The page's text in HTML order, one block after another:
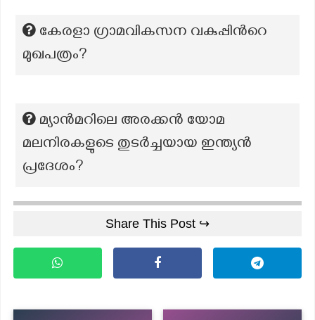
കേരളാ ഗ്രാമവികസന വകുപ്പിന്‍റെ
മുഖപത്രം?
മ്യാൻമറിലെ അരക്കൻ യോമ
മലനിരകളുടെ തുടർച്ചയായ ഇന്ത്യൻ
പ്രദേശം?
Share This Post ↪